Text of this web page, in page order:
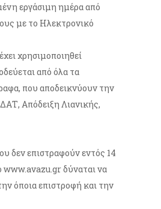
εργάσιμη ημέρα από
με το Ηλεκτρονικό
χρησιμοποιηθεί
από όλα τα
που αποδεικνύουν την
Απόδειξη Λιανικής,
δεν επιστραφούν εντός 14
www.avazu.grδύναται να
όποια επιστροφή και την